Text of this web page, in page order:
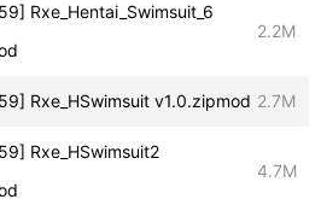
Rxe_Hentai_Swimsuit_6
2.2M
Rxe_HSwimsuit v1.0.zipmod 2.7M
Rxe_HSwimsuit2
4.7M